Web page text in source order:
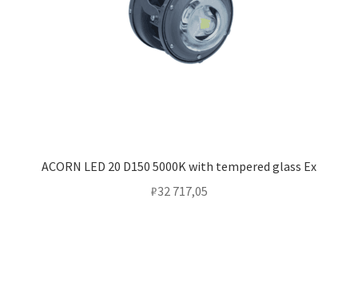
ACORN LED 20 D150 5000K with tempered glass Ex
₽32 717,05